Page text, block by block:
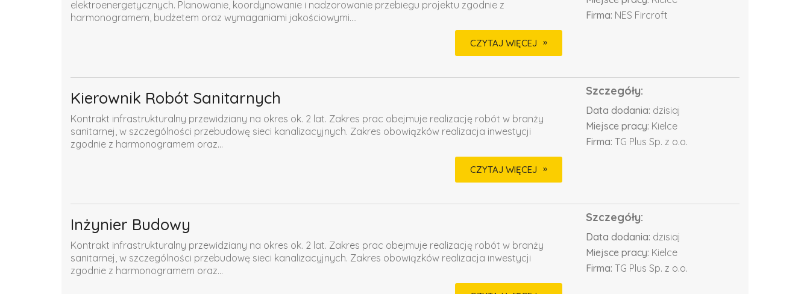
elektroenergetycznych. Planowanie, koordynowanie i nadzorowanie przebiegu projektu zgodnie z
harmonogramem, budżetem oraz wymaganiami jakościowymi....
Firma: NES Fircroft
CZYTAJ WIĘCEJ
Kierownik Robót Sanitarnych
Kontrakt infrastrukturalny przewidziany na okres ok. 2 lat. Zakres prac obejmuje realizację robót w branży
sanitarnej, w szczególności przebudowę sieci kanalizacyjnych. Zakres obowiązków realizacja inwestycji
zgodnie z harmonogramem oraz...
Szczegóły:
Data dodania: dzisiaj
Miejsce pracy: Kielce
Firma: TG Plus Sp. z o.o.
CZYTAJ WIĘCEJ
Inżynier Budowy
Kontrakt infrastrukturalny przewidziany na okres ok. 2 lat. Zakres prac obejmuje realizację robót w branży
sanitarnej, w szczególności przebudowę sieci kanalizacyjnych. Zakres obowiązków realizacja inwestycji
zgodnie z harmonogramem oraz...
Szczegóły:
Data dodania: dzisiaj
Miejsce pracy: Kielce
Firma: TG Plus Sp. z o.o.